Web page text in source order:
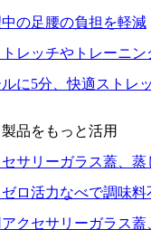
の足腰の負担を軽減
トレッチやトレーニン
に5分、快適ストレ
品をもっと活用
サリーガラス蓋、
ゼロ活力なべで調味料
クセサリーガラス